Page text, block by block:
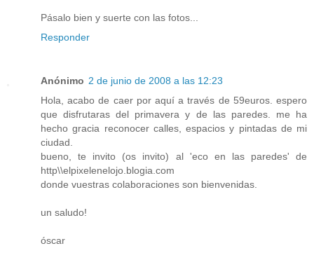
Pásalo bien y suerte con las fotos...
Responder
Anónimo 2 de junio de 2008 a las 12:23
Hola, acabo de caer por aquí a través de 59euros. espero
que disfrutaras del primavera y de las paredes. me ha
hecho gracia reconocer calles, espacios y pintadas de mi
ciudad.
bueno, te invito (os invito) al 'eco en las paredes' de
http\\elpixelenelojo.blogia.com
donde vuestras colaboraciones son bienvenidas.
un saludo!
óscar